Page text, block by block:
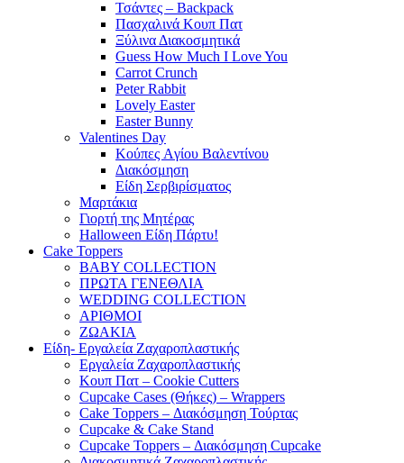
Τσάντες – Backpack
Πασχαλινά Κουπ Πατ
Ξύλινα Διακοσμητικά
Guess How Much I Love You
Carrot Crunch
Peter Rabbit
Lovely Easter
Easter Bunny
Valentines Day
Κούπες Aγίου Βαλεντίνου
Διακόσμηση
Είδη Σερβιρίσματος
Μαρτάκια
Γιορτή της Μητέρας
Halloween Είδη Πάρτυ!
Cake Toppers
BABY COLLECTION
ΠΡΩΤΑ ΓΕΝΕΘΛΙΑ
WEDDING COLLECTION
ΑΡΙΘΜΟΙ
ΖΩΑΚΙΑ
Είδη- Εργαλεία Ζαχαροπλαστικής
Εργαλεία Ζαχαροπλαστικής
Κουπ Πατ – Cookie Cutters
Cupcake Cases (Θήκες) – Wrappers
Cake Toppers – Διακόσμηση Τούρτας
Cupcake & Cake Stand
Cupcake Toppers – Διακόσμηση Cupcake